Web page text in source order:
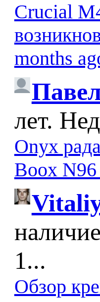
Crucial
months
лет.
Onyx
Boox
1...
Обзор